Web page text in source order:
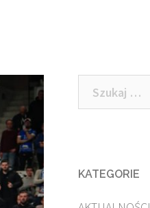
Szukaj:
KATEGORIE